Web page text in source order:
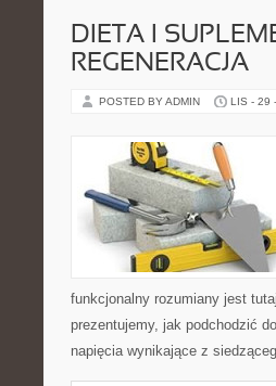
DIETA I
REGENERACJA
POSTED BY ADMIN LIS - 29
funkcjonalny rozumiany jest
prezentujemy, jak podchodzić
napięcia wynikające z